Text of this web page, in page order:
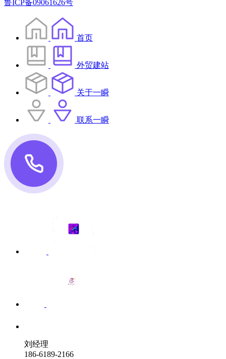
鲁ICP备09061626号
首页
外贸建站
关于一瞬
联系一瞬
刘经理
186-6189-2166